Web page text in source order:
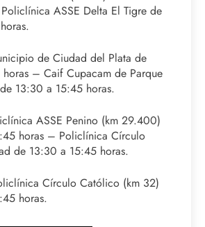
ASSE Delta El Tigre de
de Ciudad del Plata de
– Caif Cupacam de Parque
13:30 a 15:45 horas.
ASSE Penino (km 29.400)
horas – Policlínica Círculo
de 13:30 a 15:45 horas.
Círculo Católico (km 32)
horas.